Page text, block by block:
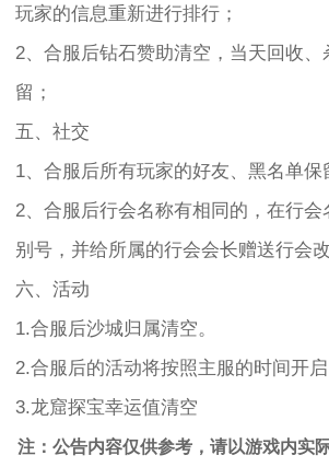
玩家的信息重新进行排行；
2、合服后钻石赞助清空，当天回收、
留；
五、社交
1、合服后所有玩家的好友、黑名单保
2、合服后行会名称有相同的，在行会
别号，并给所属的行会会长赠送行会
六、活动
1.合服后沙城归属清空。
2.合服后的活动将按照主服的时间开启
3.龙窟探宝幸运值清空
注：公告内容仅供参考，请以游戏内实